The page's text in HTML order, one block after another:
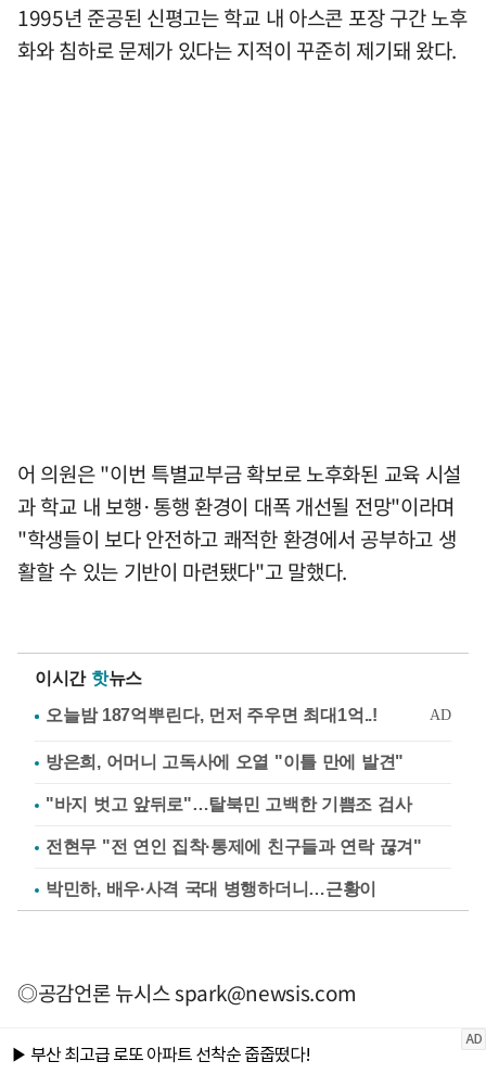
1995년 준공된 신평고는 학교 내 아스콘 포장 구간 노후
화와 침하로 문제가 있다는 지적이 꾸준히 제기돼 왔다.
어 의원은 "이번 특별교부금 확보로 노후화된 교육 시설
과 학교 내 보행·통행 환경이 대폭 개선될 전망"이라며
"학생들이 보다 안전하고 쾌적한 환경에서 공부하고 생
활할 수 있는 기반이 마련됐다"고 말했다.
이시간 핫뉴스
방은희, 어머니 고독사에 오열 "이틀 만에 발견"
"바지 벗고 앞뒤로"…탈북민 고백한 기쁨조 검사
전현무 "전 연인 집착·통제에 친구들과 연락 끊겨"
박민하, 배우·사격 국대 병행하더니…근황이
◎공감언론 뉴시스spark@newsis.com